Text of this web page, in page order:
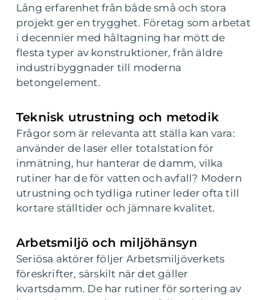
Lång erfarenhet från både små och stora
projekt ger en trygghet. Företag som arbetat
i decennier med håltagning har mött de
flesta typer av konstruktioner, från äldre
industribyggnader till moderna
betongelement.
Teknisk utrustning och metodik
Frågor som är relevanta att ställa kan vara:
använder de laser eller totalstation för
inmätning, hur hanterar de damm, vilka
rutiner har de för vatten och avfall? Modern
utrustning och tydliga rutiner leder ofta till
kortare ställtider och jämnare kvalitet.
Arbetsmiljö och miljöhänsyn
Seriösa aktörer följer Arbetsmiljöverkets
föreskrifter, särskilt när det gäller
kvartsdamm. De har rutiner för sortering av